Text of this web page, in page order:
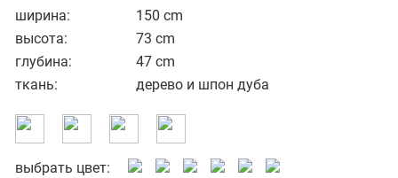
ширина:
150 cm
высота:
73 cm
глубина:
47 cm
ткань:
дерево и шпон дуба
выбрать цвет: